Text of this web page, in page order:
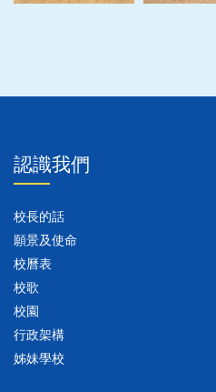
認識我們
校長的話
願景及使命
校曆表
校歌
校園
行政架構
姊妹學校